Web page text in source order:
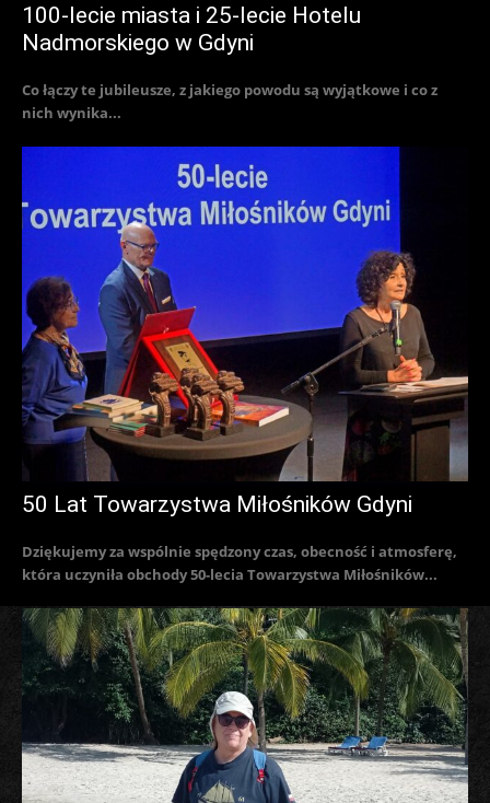
100-lecie miasta i 25-lecie Hotelu
Nadmorskiego w Gdyni
Co łączy te jubileusze, z jakiego powodu są wyjątkowe i co z
nich wynika...
50 Lat Towarzystwa Miłośników Gdyni
Dziękujemy za wspólnie spędzony czas, obecność i atmosferę,
która uczyniła obchody 50-lecia Towarzystwa Miłośników...